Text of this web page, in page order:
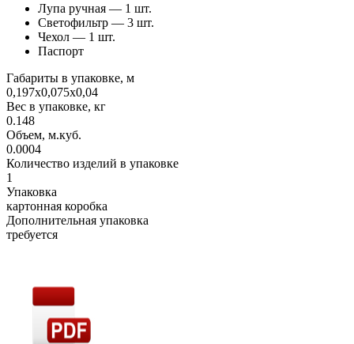
Лупа ручная — 1 шт.
Светофильтр — 3 шт.
Чехол — 1 шт.
Паспорт
Габариты в упаковке, м
0,197х0,075х0,04
Вес в упаковке, кг
0.148
Объем, м.куб.
0.0004
Количество изделий в упаковке
1
Упаковка
картонная коробка
Дополнительная упаковка
требуется